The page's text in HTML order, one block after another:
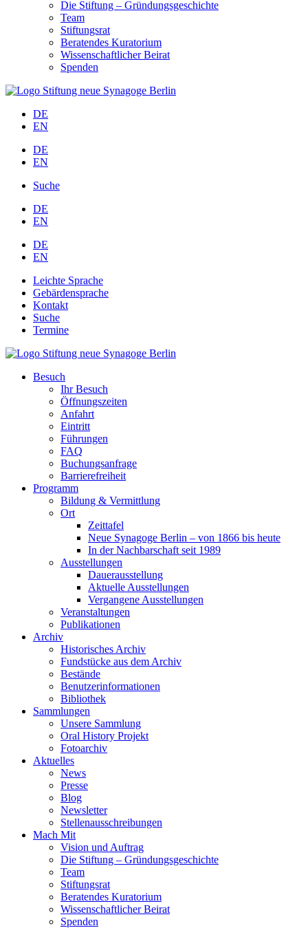
Die Stiftung – Gründungsgeschichte
Team
Stiftungsrat
Beratendes Kuratorium
Wissenschaftlicher Beirat
Spenden
DE
EN
DE
EN
Suche
DE
EN
DE
EN
Leichte Sprache
Gebärdensprache
Kontakt
Suche
Termine
Besuch
Ihr Besuch
Öffnungszeiten
Anfahrt
Eintritt
Führungen
FAQ
Buchungsanfrage
Barrierefreiheit
Programm
Bildung & Vermittlung
Ort
Zeittafel
Neue Synagoge Berlin – von 1866 bis heute
In der Nachbarschaft seit 1989
Ausstellungen
Dauerausstellung
Aktuelle Ausstellungen
Vergangene Ausstellungen
Veranstaltungen
Publikationen
Archiv
Historisches Archiv
Fundstücke aus dem Archiv
Bestände
Benutzerinformationen
Bibliothek
Sammlungen
Unsere Sammlung
Oral History Projekt
Fotoarchiv
Aktuelles
News
Presse
Blog
Newsletter
Stellenausschreibungen
Mach Mit
Vision und Auftrag
Die Stiftung – Gründungsgeschichte
Team
Stiftungsrat
Beratendes Kuratorium
Wissenschaftlicher Beirat
Spenden